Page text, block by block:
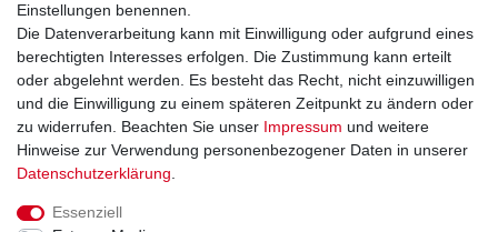
Sie erreichen uns unter:
+49 (0)681 5846576
Montag bis Freitag
9.00 - 16.00 Uhr
Einstellungen benennen.
Die Datenverarbeitung kann mit Einwilligung oder aufgrund eines
berechtigten Interesses erfolgen. Die Zustimmung kann erteilt
oder abgelehnt werden. Es besteht das Recht, nicht einzuwilligen
und die Einwilligung zu einem späteren Zeitpunkt zu ändern oder
zu widerrufen. Beachten Sie unser Impressum und weitere
Hinweise zur Verwendung personenbezogener Daten in unserer
Daten­schutz­erklärung
Essenziell